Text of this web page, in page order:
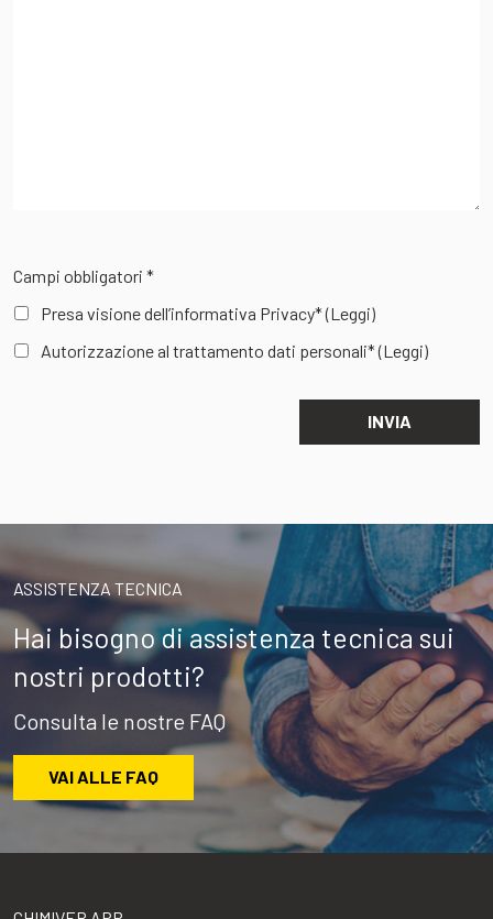
Campi obbligatori *
Presa visione dell’informativa Privacy*(Leggi)
Autorizzazione al trattamento dati personali*(Leggi)
ASSISTENZA TECNICA
Hai bisogno di assistenza tecnica sui
nostri prodotti?
Consulta le nostre FAQ
VAI ALLE FAQ